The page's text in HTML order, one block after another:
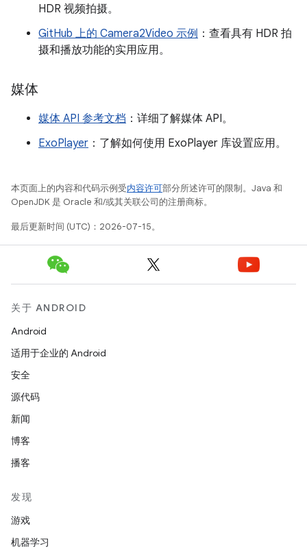
HDR 视频拍摄。
GitHub 上的 Camera2Video 示例 ：查看具有 HDR 拍
摄和播放功能的实用应用。
媒体
媒体 API 参考文档 ：详细了解媒体 API。
ExoPlayer ：了解如何使用 ExoPlayer 库设置应用。
本页面上的内容和代码示例受内容许可部分所述许可的限制。Java 和
OpenJDK 是 Oracle 和/或其关联公司的注册商标。
最后更新时间 (UTC)：2026-07-15。
关于 ANDROID
Android
适用于企业的 Android
安全
源代码
新闻
博客
播客
发现
游戏
机器学习